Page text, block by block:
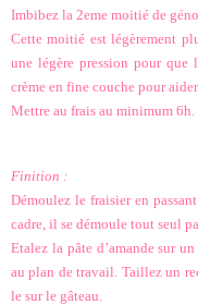
Imbibez la 2eme moitié de
Cette moitié est légèrement
une légère pression pour que
crème en fine couche pour
Mettre au frais au minimum 6h.
Finition :
Démoulez le fraisier en
cadre, il se démoule tout seul
Etalez la pâte d’amande sur
au plan de travail. Taillez un
le sur le gâteau.